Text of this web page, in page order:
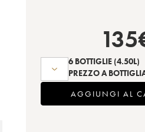
135
6 BOTTIGLIE (4.50L)
PREZZO A
AGGIUNGI AL